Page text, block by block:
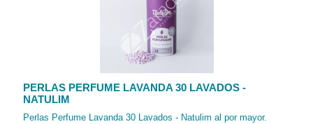
PERLAS PERFUME LAVANDA 30 LAVADOS -
NATULIM
Perlas Perfume Lavanda 30 Lavados - Natulim al por mayor.